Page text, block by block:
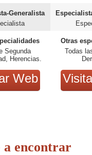
Generalista
Segunda
Herencias.
Web
Otras
Todas
a encontrar